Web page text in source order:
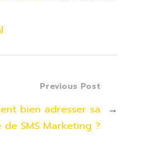
Previous Post
bien adresser sa
de SMS Marketing ?
→